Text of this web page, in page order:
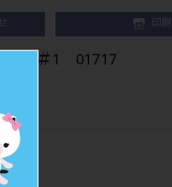
印刷
＃1 01717